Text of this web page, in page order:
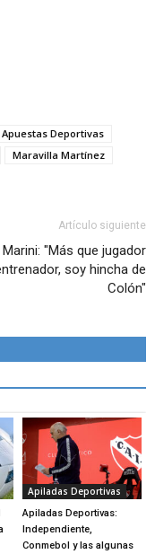
Apuestas Deportivas
Maravilla Martínez
Artículo siguiente
"Más que jugador
soy hincha de
Colón"
Apiladas Deportivas
Apiladas Deportivas:
Independiente,
Conmebol y las algunas